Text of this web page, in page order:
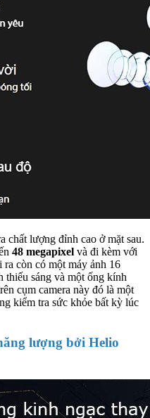
chất lượng đỉnh cao ở mặt sau.
48 megapixel và đi kèm với
còn có một máy ảnh 16
thiếu sáng và một ống kính
cụm camera này đó là một
kiểm tra sức khỏe bất kỳ lúc
lượng bởi Helio